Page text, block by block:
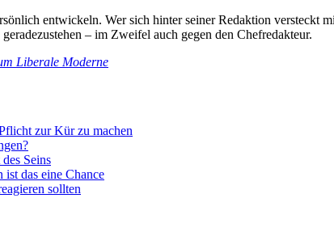
ent­wi­ckeln. Wer sich hinter seiner Redak­tion ver­steckt
– im Zweifel auch gegen den Chef­re­dak­teur.
Liberale Moderne
zur Kür zu machen
Seins
das eine Chance
sollten